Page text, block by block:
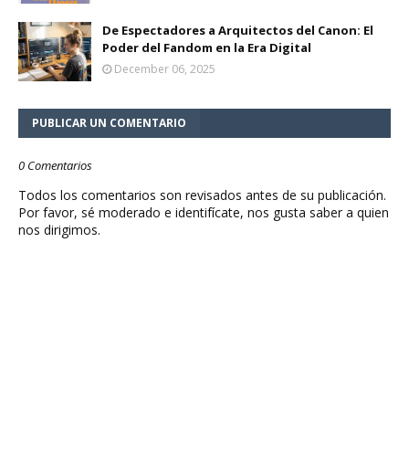
De Espectadores a Arquitectos del Canon: El
Poder del Fandom en la Era Digital
December 06, 2025
PUBLICAR UN COMENTARIO
0 Comentarios
Todos los comentarios son revisados antes de su publicación.
Por favor, sé moderado e identifícate, nos gusta saber a quien
nos dirigimos.